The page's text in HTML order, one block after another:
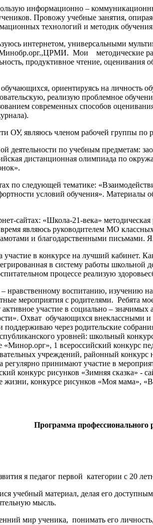
информационно –
Провожу учебные занятия,
технологий и методик
интернетом, универсальными
Мои методические
продуктивное чтение,
ориентируясь на личность
реализую проблемное
современных способов
ОУ, являюсь членом рабочей группы по
по учебным предметам:
дистанционная олимпиада по
по следующей тематике:
условий обучения».
сайтах: «Школа-21-века»
являюсь руководителем МО
и благодарственными письмами.
в конкурсе на лучший кабинет.
в систему работы школьной
процессе реализую
– нравственному воспитанию,
мероприятия с родителями. Ребята
участие в социально –
Охват обучающихся внеклассными
поддерживаю через родительские
уровней: школьный
1 всероссийский конкурс
учреждений, районный
принимают участие в
конкурс рисунков «Зимняя
жизни, конкурсе рисунков «Моя
Программа профессионального
я педагог первой категории с 20
учебный материал, делая его
мысль.
мир ученика, понимать его